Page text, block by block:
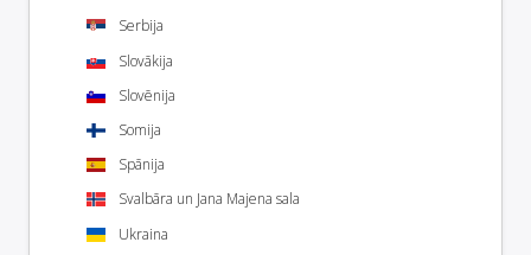
Serbija
Slovākija
Slovēnija
Somija
Spānija
Svalbāra un Jana Majena sala
Ukraina